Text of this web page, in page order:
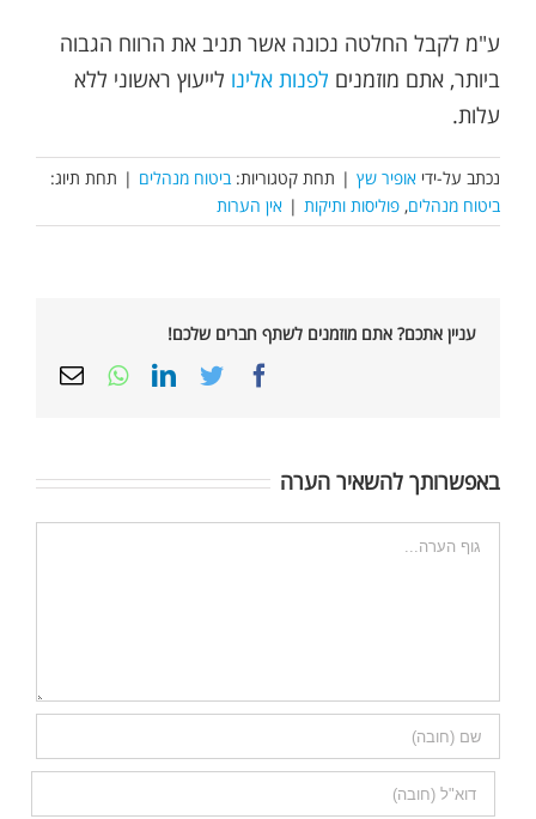
ע"מ לקבל החלטה נכונה אשר תניב את הרווח הגבוה
ביותר, אתם מוזמנים לפנות אלינו לייעוץ ראשוני ללא
עלות.
נכתב על-ידי אופיר שץ | תחת קטגוריות:ביטוח מנהלים | תחת תיוג:
ביטוח מנהלים, פוליסות ותיקות | אין הערות
עניין אתכם? אתם מוזמנים לשתף חברים שלכם!
Facebook
Twitter
LinkedIn
Whatsapp
Email
באפשרותך להשאיר הערה
הערה